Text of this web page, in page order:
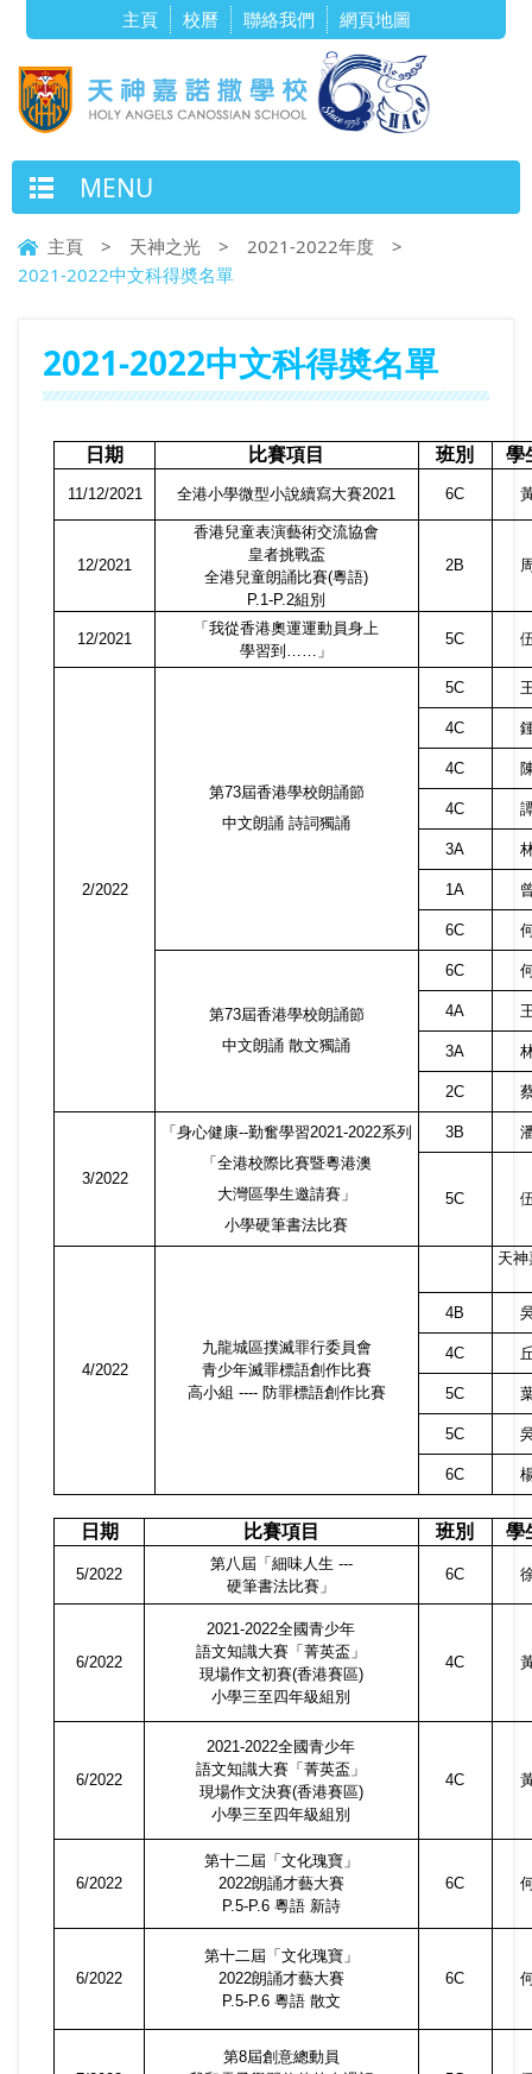
主頁 校曆 聯絡我們 網頁地圖
MENU
主頁 > 天神之光 > 2021-2022年度
>
2021-2022中文科得奬名單
2021-2022中文科得奬名單
日期 比賽項目 班別 學
11/12/2021 全港小學微型小說續寫大賽2021 6C
12/2021
香港兒童表演藝術交流協會
皇者挑戰盃
全港兒童朗誦比賽(粵語)
P.1-P.2組別
2B
12/2021
「我從香港奧運運動員身上
學習到……」
5C
2/2022
第73屆香港學校朗誦節
中文朗誦 詩詞獨誦
5C
4C
4C
4C
3A
1A
6C
第73屆香港學校朗誦節
中文朗誦 散文獨誦
6C
4A
3A
2C
3/2022
「身心健康--勤奮學習2021-2022系列
「全港校際比賽暨粵港澳
大灣區學生邀請賽」
小學硬筆書法比賽
3B
5C
4/2022
九龍城區撲滅罪行委員會
青少年滅罪標語創作比賽
高小組 ---- 防罪標語創作比賽
天
4B
4C
5C
5C
6C
日期 比賽項目 班別 學
5/2022
第八屆「細味人生 ---
硬筆書法比賽」
6C
6/2022
2021-2022全國青少年
語文知識大賽「菁英盃」
現場作文初賽(香港賽區)
小學三至四年級組別
4C
6/2022
2021-2022全國青少年
語文知識大賽「菁英盃」
現場作文決賽(香港賽區)
小學三至四年級組別
4C
6/2022
第十二屆「文化瑰寶」
2022朗誦才藝大賽
P.5-P.6 粵語 新詩
6C
6/2022
第十二屆「文化瑰寶」
2022朗誦才藝大賽
P.5-P.6 粵語 散文
6C
第8屆創意總動員